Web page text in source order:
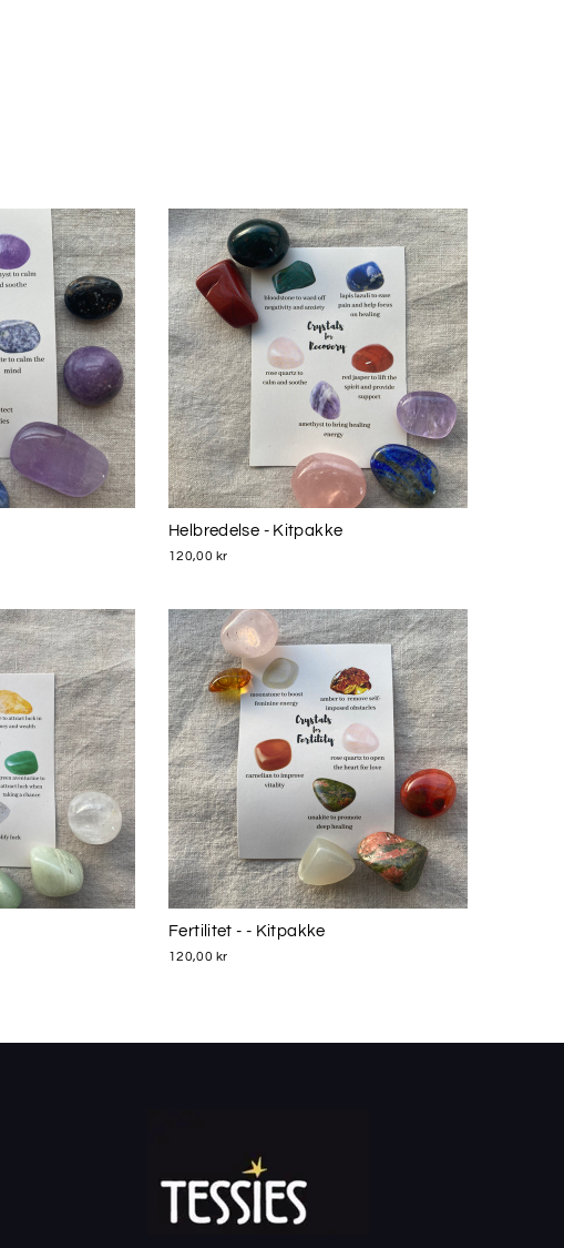
Helbredelse - Kitpakke
120,00 kr
Fertilitet - - Kitpakke
120,00 kr